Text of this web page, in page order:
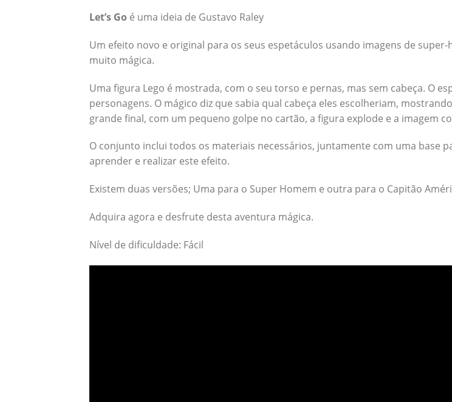
Let’s Go é uma ideia de Gustavo Raley
Um efeito novo e original para os seus espetáculos usando imagens de
muito mágica.
Uma figura Lego é mostrada, com o seu torso e pernas, mas sem cabeça. O
personagens. O mágico diz que sabia qual cabeça eles escolheriam,
grande final, com um pequeno golpe no cartão, a figura explode e a imagem
O conjunto inclui todos os materiais necessários, juntamente com uma base
aprender e realizar este efeito.
Existem duas versões; Uma para o Super Homem e outra para o Capitão
Adquira agora e desfrute desta aventura mágica.
Nível de dificuldade: Fácil